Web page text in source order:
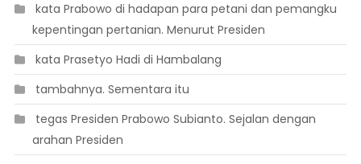
 kata Prabowo di hadapan para petani dan pemangku
kepentingan pertanian. Menurut Presiden
 kata Prasetyo Hadi di Hambalang
 tambahnya. Sementara itu
 tegas Presiden Prabowo Subianto. Sejalan dengan
arahan Presiden